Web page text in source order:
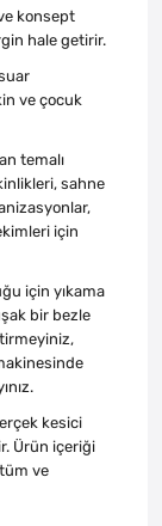
konsept
hale getirir.
ve çocuk
temalı
sahne
için
için yıkama
bir bezle
kesici
Ürün içeriği
ve